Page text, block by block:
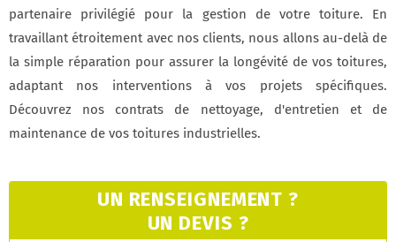
partenaire privilégié pour la gestion de votre toiture. En
travaillant étroitement avec nos clients, nous allons au-delà de
la simple réparation pour assurer la longévité de vos toitures,
adaptant nos interventions à vos projets spécifiques.
Découvrez nos contrats de nettoyage, d'entretien et de
maintenance de vos toitures industrielles.
UN RENSEIGNEMENT ?
UN DEVIS ?